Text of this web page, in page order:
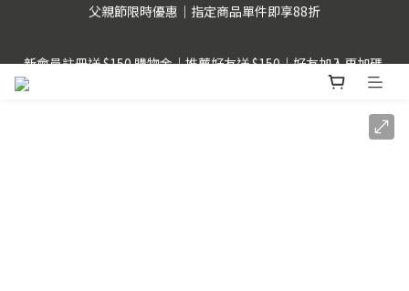
父親節限時優惠｜指定商品單件即享88折
$50